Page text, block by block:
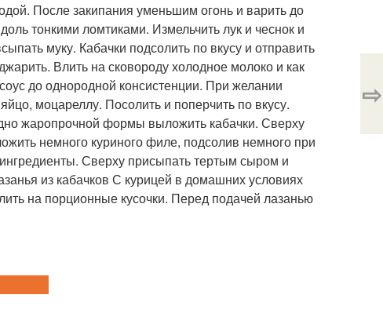
После закипания уменьшим огонь и варить до
тонкими ломтиками. Измельчить лук и чеснок и
муку. Кабачки подсолить по вкусу и отправить
Влить на сковороду холодное молоко и как
до однородной консистенции. При желании
моцареллу. Посолить и поперчить по вкусу.
жаропрочной формы выложить кабачки. Сверху
немного куриного филе, подсолив немного при
Сверху присыпать тертым сыром и
из кабачков С курицей в домашних условиях
на порционные кусочки. Перед подачей лазанью
⇨